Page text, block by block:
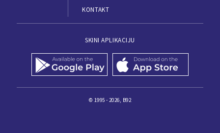
KONTAKT
SKINI APLIKACIJU
© 1995 - 2026, B92